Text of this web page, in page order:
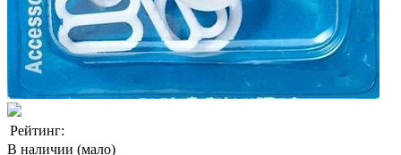
Рейтинг:
В наличии (мало)